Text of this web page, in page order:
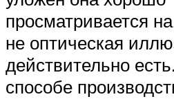
просматривается
не оптическая
действительно
способе